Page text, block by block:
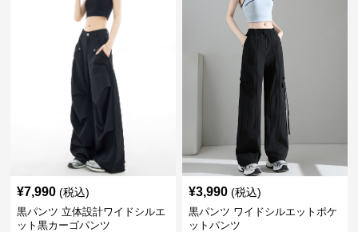
¥7,990 (税込)
黒パンツ 立体設計ワイドシルエ
ット黒カーゴパンツ
¥3,990 (税込)
黒パンツ ワイドシルエットポケ
ットパンツ